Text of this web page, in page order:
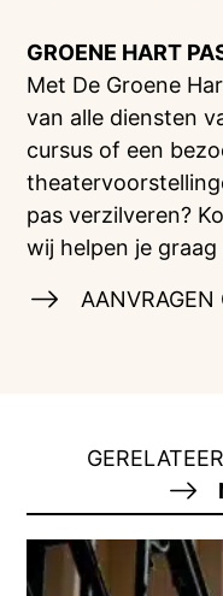
GROENE HART
Met De Groene
van alle diensten
cursus of een
pas verzilveren?
wij helpen je
AANVRAGEN